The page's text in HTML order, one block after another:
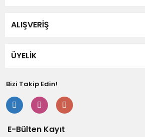
ALIŞVERİŞ
ÜYELİK
Bizi Takip Edin!
E-Bülten Kayıt